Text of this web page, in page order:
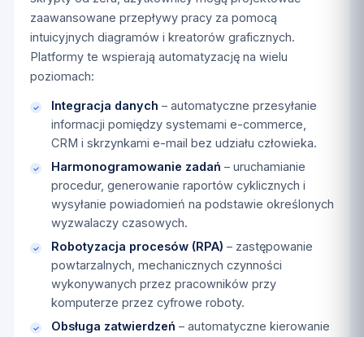
zaawansowane przepływy pracy za pomocą
intuicyjnych diagramów i kreatorów graficznych.
Platformy te wspierają automatyzację na wielu
poziomach:
Integracja danych – automatyczne przesyłanie
informacji pomiędzy systemami e-commerce,
CRM i skrzynkami e-mail bez udziału człowieka.
Harmonogramowanie zadań – uruchamianie
procedur, generowanie raportów cyklicznych i
wysyłanie powiadomień na podstawie określonych
wyzwalaczy czasowych.
Robotyzacja procesów (RPA) – zastępowanie
powtarzalnych, mechanicznych czynności
wykonywanych przez pracowników przy
komputerze przez cyfrowe roboty.
Obsługa zatwierdzeń – automatyczne kierowanie